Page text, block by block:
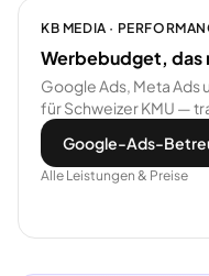
KB MEDIA ·
Werbebudget, das
Google Ads, Meta
für Schweizer KMU —
Google-Ads-
Alle Leistungen & Preise